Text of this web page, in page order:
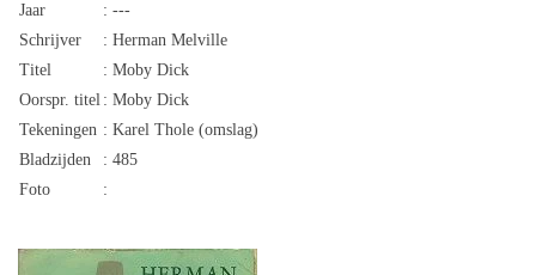
Jaar
: ---
Schrijver
: Herman Melville
Titel
: Moby Dick
Oorspr. titel : Moby Dick
Tekeningen : Karel Thole (omslag)
Bladzijden
: 485
Foto
: